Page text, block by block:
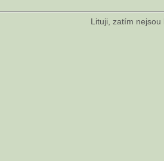
Lituji, zatím